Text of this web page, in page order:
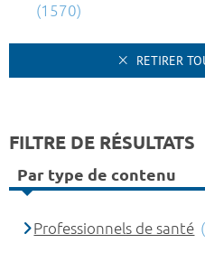
(1570)
RETIRER
FILTRE DE RÉSULTATS
Par type de contenu
Professionnels de santé